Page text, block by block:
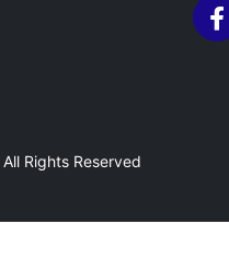
All Rights Reserved